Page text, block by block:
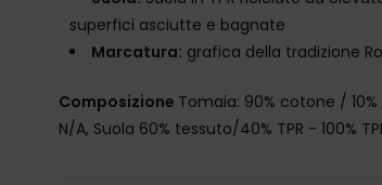
superfici asciutte e bagnate
Marcatura: grafica della tradizione
Composizione Tomaia: 90% cotone /
N/A, Suola 60% tessuto/40% TPR - 100%